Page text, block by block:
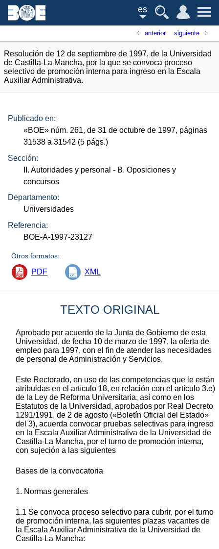
es
anterior siguiente
Resolución de 12 de septiembre de 1997, de la Universidad
de Castilla-La Mancha, por la que se convoca proceso
selectivo de promoción interna para ingreso en la Escala
Auxiliar Administrativa.
Publicado en:
«BOE» núm. 261, de 31 de octubre de 1997, páginas
31538 a 31542 (5 págs.)
Sección:
II. Autoridades y personal - B. Oposiciones y
concursos
Departamento:
Universidades
Referencia:
BOE-A-1997-23127
Otros formatos:
PDF XML
TEXTO ORIGINAL
Aprobado por acuerdo de la Junta de Gobierno de esta
Universidad, de fecha 10 de marzo de 1997, la oferta de
empleo para 1997, con el fin de atender las necesidades
de personal de Administración y Servicios,
Este Rectorado, en uso de las competencias que le están
atribuidas en el artículo 18, en relación con el artículo 3.e)
de la Ley de Reforma Universitaria, así como en los
Estatutos de la Universidad, aprobados por Real Decreto
1291/1991, de 2 de agosto («Boletín Oficial del Estado»
del 3), acuerda convocar pruebas selectivas para ingreso
en la Escala Auxiliar Administrativa de la Universidad de
Castilla-La Mancha, por el turno de promoción interna,
con sujeción a las siguientes
Bases de la convocatoria
1. Normas generales
1.1 Se convoca proceso selectivo para cubrir, por el turno
de promoción interna, las siguientes plazas vacantes de
la Escala Auxiliar Administrativa de la Universidad de
Castilla-La Mancha: